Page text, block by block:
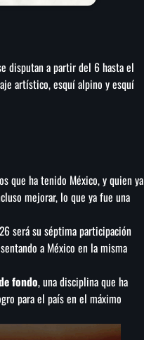
disputan a partir del 6 hasta el
artístico, esquí alpino y esquí
que ha tenido México, y quien ya
mejorar, lo que ya fue una
será su séptima participación
a México en la misma
fondo, una disciplina que ha
para el país en el máximo